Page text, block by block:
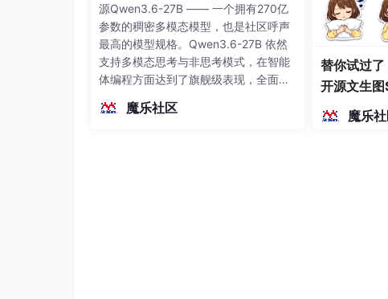
6.2 嵌入式系统程序设计的开发环境
除了运行环境约束外，嵌入式系统程序员对于编
的开发环境。开发环境一般由CPU厂商和第三方专
在嵌入式系统中，通常将运行目标程序的计算机
接口，通常需要在另一个计算机上运行调试程序，称
源Qwen3.6-27B —— 一个拥有270亿
参数的稠密多模态模型，也是社区呼声
最高的模型规格。Qwen3.6-27B 依然
支持多模态思考与非思考模式，在智能
体编程方面达到了旗舰级表现，全面超
（总参数397B / 激活参数17B的MoE模
魔乐社区
替你试过
开源文生
染、高密度
魔乐